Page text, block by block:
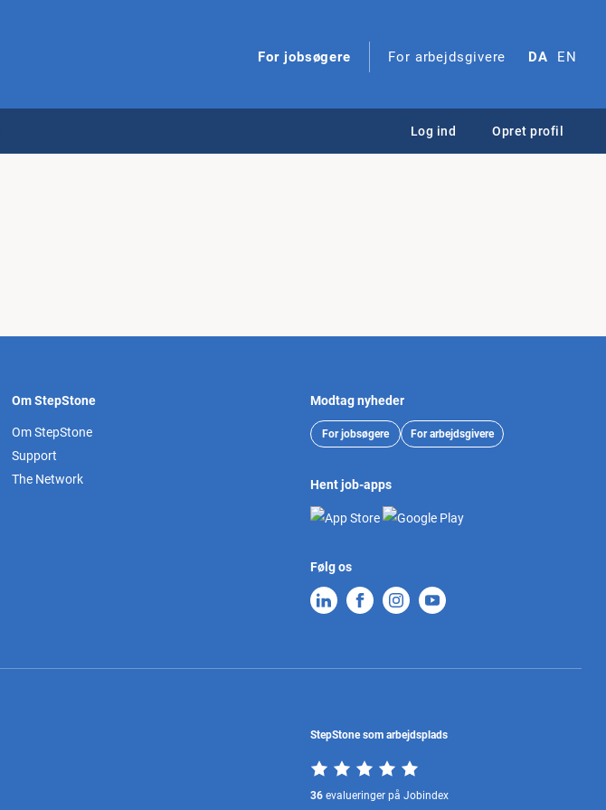
For jobsøgere For arbejdsgivere DA EN
Log ind Opret profil
Om StepStone
Om StepStone
Support
The Network
Modtag nyheder
For jobsøgere For arbejdsgivere
Hent job-apps
Følg os
StepStone som arbejdsplads
36 evalueringer på Jobindex